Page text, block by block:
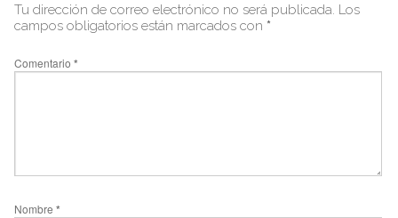
Tu dirección de correo electrónico no será publicada. Los
campos obligatorios están marcados con *
Comentario *
Nombre *